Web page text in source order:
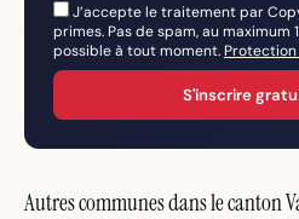
J’accepte le traitement par
primes. Pas de spam, au maximum
possible à tout moment.
S'inscrire
Autres communes dans le canton